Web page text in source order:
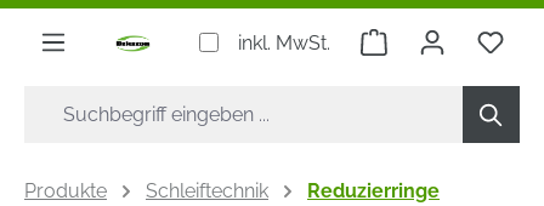
springen
inkl. MwSt. Warenkorb
Produkte Schleiftechnik Reduzierringe